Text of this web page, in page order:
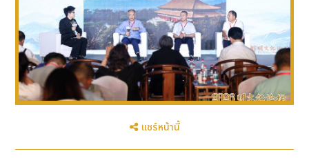
แชร์หน้านี้